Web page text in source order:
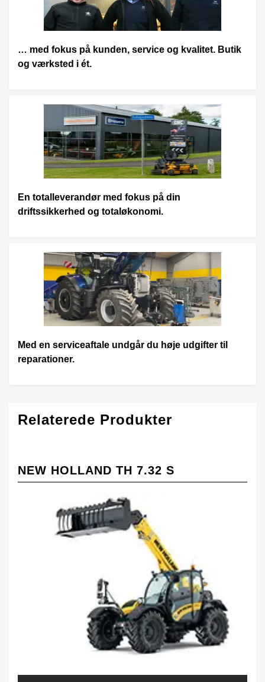
… med fokus på kunden, service og kvalitet. Butik
og værksted i ét.
En totalleverandør med fokus på din
driftssikkerhed og totaløkonomi.
Med en serviceaftale undgår du høje udgifter til
reparationer.
Relaterede Produkter
NEW HOLLAND TH 7.32 S